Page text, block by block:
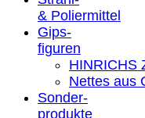
& Poliermittel
Gips-
figuren
HINRICHS
Nettes aus
Sonder-
produkte